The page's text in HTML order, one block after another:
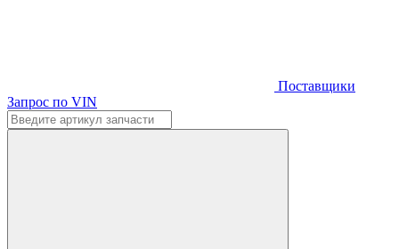
Поставщики
Запрос по VIN